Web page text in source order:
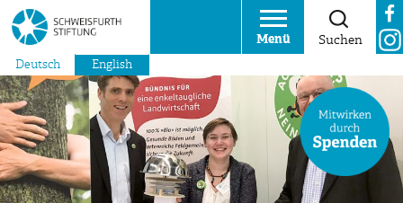
Menü Suchen
Deutsch English